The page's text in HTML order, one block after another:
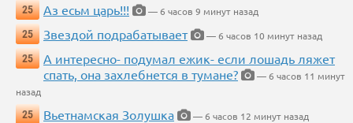
25
Аз есьм царь!!!
— 6 часов 9 минут назад
25
Звездой подрабатывает
— 6 часов 10 минут назад
25
А интересно- подумал ежик- если лошадь ляжет
спать, она захлебнется в тумане?
— 6 часов 11 минут
назад
25
Вьетнамская Золушка
— 6 часов 12 минут назад